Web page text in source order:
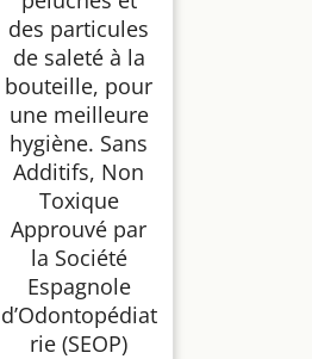
des particules
de saleté à la
bouteille, pour
une meilleure
hygiène. Sans
Additifs, Non
Toxique
Approuvé par
la Société
Espagnole
d’Odontopédiat
rie (SEOP)